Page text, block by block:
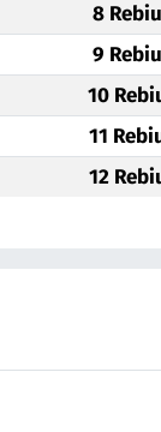
8
9
10
11
12